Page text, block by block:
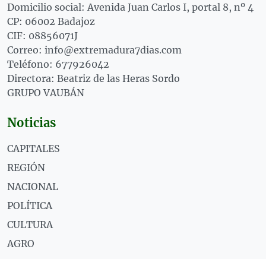
Domicilio social: Avenida Juan Carlos I, portal 8, nº 4
CP: 06002 Badajoz
CIF: 08856071J
Correo: info@extremadura7dias.com
Teléfono: 677926042
Directora: Beatriz de las Heras Sordo
GRUPO VAUBÁN
Noticias
CAPITALES
REGIÓN
NACIONAL
POLÍTICA
CULTURA
AGRO